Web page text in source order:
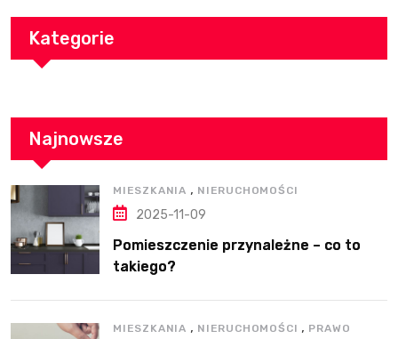
Kategorie
Najnowsze
MIESZKANIA , NIERUCHOMOŚCI
2025-11-09
Pomieszczenie przynależne – co to
takiego?
MIESZKANIA , NIERUCHOMOŚCI , PRAWO